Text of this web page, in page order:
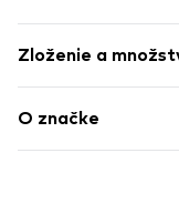
Zloženie a
O značke